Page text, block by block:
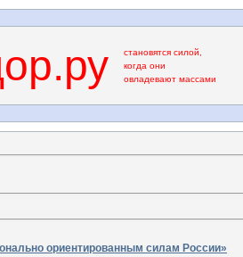
становятся силой,
когда они
овладевают массами
ориентированным силам России»